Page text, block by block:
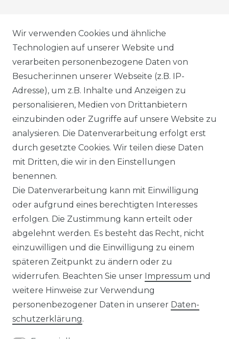
AGB
DATENSCHUTZERKLÄRUNG
WIDERRUFSRECHT
IMPRESSUM
KONTAKT
Unsere Zahlungsmöglichkeiten
Wir versenden mit
Wir verwenden Cookies und ähnliche
Technologien auf unserer Website und
verarbeiten personenbezogene Daten von
Besucher:innen unserer Webseite (z.B. IP-
Adresse), um z.B. Inhalte und Anzeigen zu
personalisieren, Medien von Drittanbietern
einzubinden oder Zugriffe auf unsere Website zu
analysieren. Die Datenverarbeitung erfolgt erst
durch gesetzte Cookies. Wir teilen diese Daten
mit Dritten, die wir in den Einstellungen
benennen.
Die Datenverarbeitung kann mit Einwilligung
oder aufgrund eines berechtigten Interesses
erfolgen. Die Zustimmung kann erteilt oder
abgelehnt werden. Es besteht das Recht, nicht
einzuwilligen und die Einwilligung zu einem
späteren Zeitpunkt zu ändern oder zu
widerrufen. Beachten Sie unser Impressum und
weitere Hinweise zur Verwendung
personenbezogener Daten in unserer Daten­
schutz­erklärung.